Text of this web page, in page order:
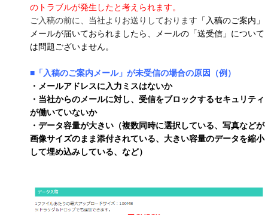
のトラブルが発生したと考えられます。
ご入稿の前に、当社よりお送りしております 「入稿のご案内」
メールが届いておられましたら、メールの「送受信」について
は問題ございません。
■「入稿のご案内メール」が未受信の場合の原因（例）
・メールアドレスに入力ミスはないか
・当社からのメールに対し、受信をブロックするセキュリティ
が働いていないか
・データ容量が大きい（複数同時に選択している、写真などが
画像サイズのまま添付されている、大きい容量のデータを縮小
して埋め込みしている、など）